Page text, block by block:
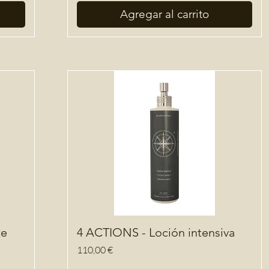
Agregar al carrito
4 ACTIONS - Loción intensiva
Precio
110,00 €